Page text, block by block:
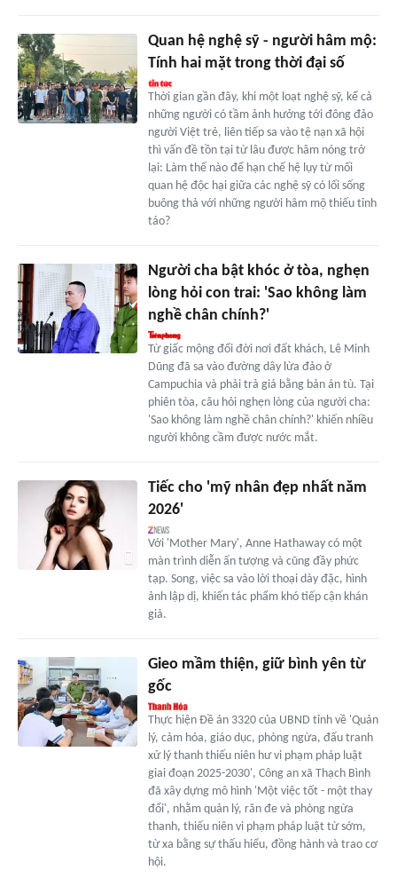
Quan hệ nghệ sỹ - người hâm mộ:
Tính hai mặt trong thời đại số
Thời gian gần đây, khi một loạt nghệ sỹ, kể cả
những người có tầm ảnh hưởng tới đông đảo
người Việt trẻ, liên tiếp sa vào tệ nạn xã hội
thì vấn đề tồn tại từ lâu được hâm nóng trở
lại: Làm thế nào để hạn chế hệ lụy từ mối
quan hệ độc hại giữa các nghệ sỹ có lối sống
buông thả với những người hâm mộ thiếu tỉnh
táo?
Người cha bật khóc ở tòa, nghẹn
lòng hỏi con trai: 'Sao không làm
nghề chân chính?'
Từ giấc mộng đổi đời nơi đất khách, Lê Minh
Dũng đã sa vào đường dây lừa đảo ở
Campuchia và phải trả giá bằng bản án tù. Tại
phiên tòa, câu hỏi nghẹn lòng của người cha:
'Sao không làm nghề chân chính?' khiến nhiều
người không cầm được nước mắt.
Tiếc cho 'mỹ nhân đẹp nhất năm
2026'
Với 'Mother Mary', Anne Hathaway có một
màn trình diễn ấn tượng và cũng đầy phức
tạp. Song, việc sa vào lời thoại dày đặc, hình
ảnh lập dị, khiến tác phẩm khó tiếp cận khán
giả.
Gieo mầm thiện, giữ bình yên từ
gốc
Thực hiện Đề án 3320 của UBND tỉnh về 'Quản
lý, cảm hóa, giáo dục, phòng ngừa, đấu tranh
xử lý thanh thiếu niên hư vi phạm pháp luật
giai đoạn 2025-2030', Công an xã Thạch Bình
đã xây dựng mô hình 'Một việc tốt - một thay
đổi', nhằm quản lý, răn đe và phòng ngừa
thanh, thiếu niên vi phạm pháp luật từ sớm,
từ xa bằng sự thấu hiểu, đồng hành và trao cơ
hội.